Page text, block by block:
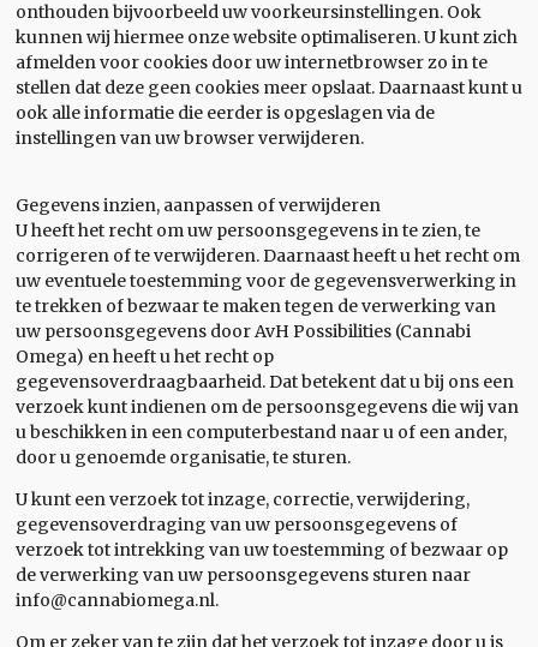
onthouden bijvoorbeeld uw voorkeursinstellingen. Ook
kunnen wij hiermee onze website optimaliseren. U kunt zich
afmelden voor cookies door uw internetbrowser zo in te
stellen dat deze geen cookies meer opslaat. Daarnaast kunt u
ook alle informatie die eerder is opgeslagen via de
instellingen van uw browser verwijderen.
Gegevens inzien, aanpassen of verwijderen
U heeft het recht om uw persoonsgegevens in te zien, te
corrigeren of te verwijderen. Daarnaast heeft u het recht om
uw eventuele toestemming voor de gegevensverwerking in
te trekken of bezwaar te maken tegen de verwerking van
uw persoonsgegevens door AvH Possibilities (Cannabi
Omega) en heeft u het recht op
gegevensoverdraagbaarheid. Dat betekent dat u bij ons een
verzoek kunt indienen om de persoonsgegevens die wij van
u beschikken in een computerbestand naar u of een ander,
door u genoemde organisatie, te sturen.
U kunt een verzoek tot inzage, correctie, verwijdering,
gegevensoverdraging van uw persoonsgegevens of
verzoek tot intrekking van uw toestemming of bezwaar op
de verwerking van uw persoonsgegevens sturen naar
info@cannabiomega.nl.
Om er zeker van te zijn dat het verzoek tot inzage door u is